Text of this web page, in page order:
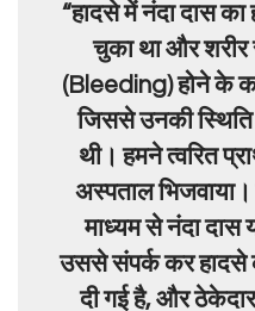
“हादसे में नंदा दास का
चुका था और
(Bleeding) होने के
जिससे उनकी
थी। हमने त्वरित
अस्पताल
माध्यम से नंदा दास
उससे संपर्क कर हादसे
दी गई है, और